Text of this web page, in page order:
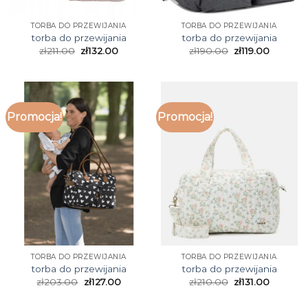
TORBA DO PRZEWIJANIA
torba do przewijania
zł211.00 zł132.00
TORBA DO PRZEWIJANIA
torba do przewijania
zł190.00 zł119.00
Promocja!
TORBA DO PRZEWIJANIA
torba do przewijania
zł203.00 zł127.00
Promocja!
TORBA DO PRZEWIJANIA
torba do przewijania
zł210.00 zł131.00